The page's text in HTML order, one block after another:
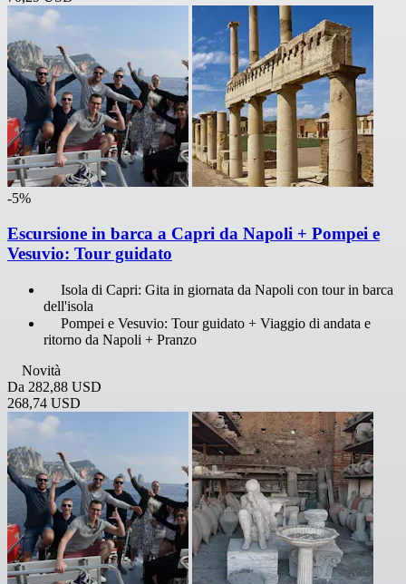
-5%
Escursione in barca a Capri da Napoli + Pompei e
Vesuvio: Tour guidato
Isola di Capri: Gita in giornata da Napoli con tour in barca
dell'isola
Pompei e Vesuvio: Tour guidato + Viaggio di andata e
ritorno da Napoli + Pranzo
Novità
Da 282,88 USD
268,74 USD